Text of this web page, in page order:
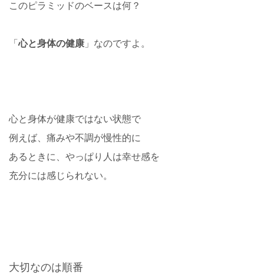
このピラミッドのベースは何？
「心と身体の健康 」なのですよ。
心と身体が健康ではない状態で
例えば、痛みや不調が慢性的に
あるときに、やっぱり人は幸せ感を
充分には感じられない。
大切なのは順番